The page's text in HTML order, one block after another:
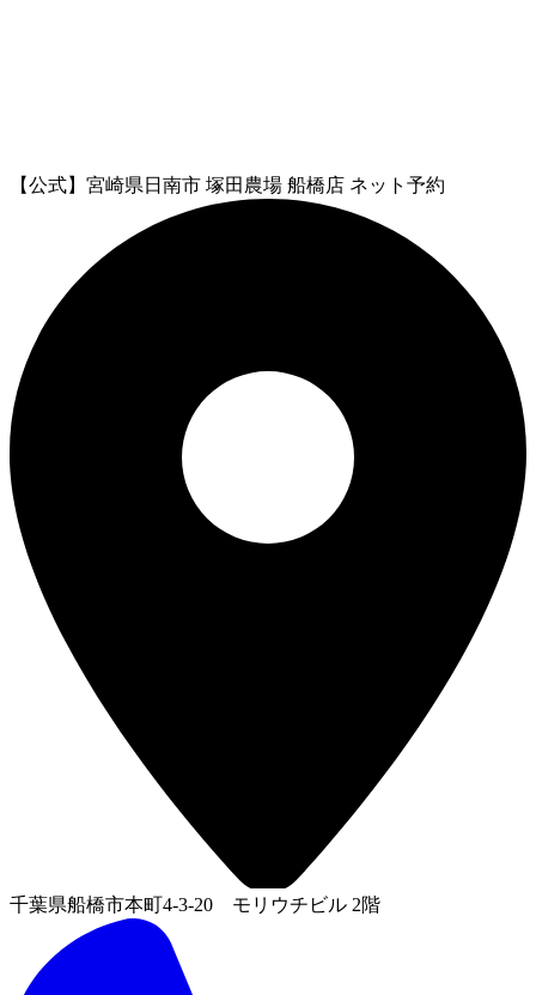
【公式】宮崎県日南市 塚田農場 船橋店 ネット予約
千葉県船橋市本町4-3-20 モリウチビル 2階